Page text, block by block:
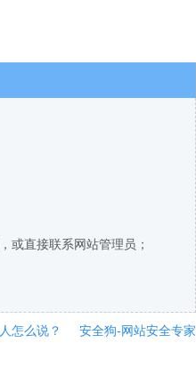
或直接联系网站管理员；
怎么说？ 安全狗-网站安全专家